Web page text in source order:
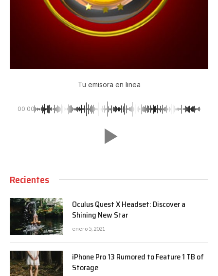
Tu emisora en linea
00:00
Recientes
Oculus Quest X Headset: Discover a
Shining New Star
enero 5, 2021
iPhone Pro 13 Rumored to Feature 1 TB of
Storage